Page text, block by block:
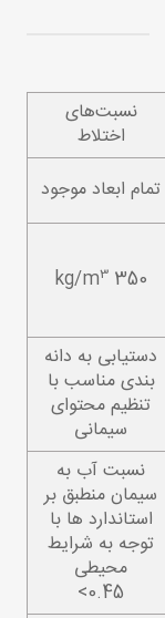
نسبت‌های
اختلاط
تمام ابعاد موجود
350 kg/m
3
دستیابی به دانه
بندی مناسب با
تنظیم محتوای
سیمانی
نسبت آب به
سیمان منطبق بر
استاندارد ها با
توجه به شرایط
محیطی
0.45>